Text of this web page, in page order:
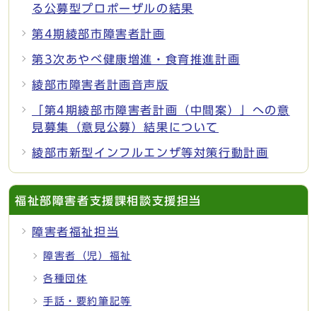
る公募型プロポーザルの結果
第4期綾部市障害者計画
第3次あやべ健康増進・食育推進計画
綾部市障害者計画音声版
「第4期綾部市障害者計画（中間案）」への意
見募集（意見公募）結果について
綾部市新型インフルエンザ等対策行動計画
福祉部障害者支援課相談支援担当
障害者福祉担当
障害者（児）福祉
各種団体
手話・要約筆記等